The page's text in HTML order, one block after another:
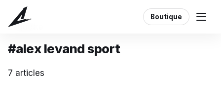
Boutique
Étiquette
#alex levand sport
7 articles